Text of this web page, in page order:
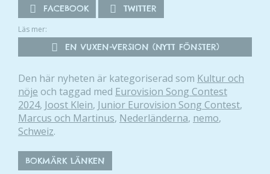
FACEBOOK TWITTER
Läs mer:
EN VUXEN-VERSION (NYTT FÖNSTER)
Den här nyheten är kategoriserad som Kultur och
nöje och taggad med Eurovision Song Contest
2024, Joost Klein, Junior Eurovision Song Contest,
Marcus och Martinus, Nederländerna, nemo,
Schweiz.
BOKMÄRK LÄNKEN